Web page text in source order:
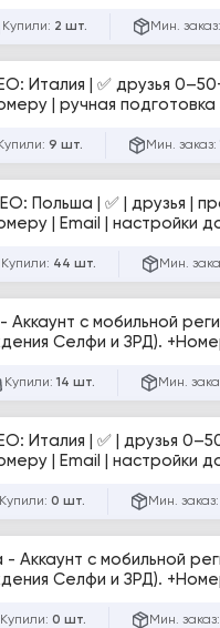
Купили: 2 шт. Мин. заказ:
| посты | аватар | обложка | Email |
9 шт. Мин. заказ:
Польша | ✅ | друзья |
| Email | настройки
Купили: 44 шт. Мин.
регистрацией для запуска рекламы, [Отличное
(Документ
Купили: 14 шт. Мин.
Италия | ✅ | друзья
| Email | настройки
Купили: 0 шт. Мин. заказ:
регистрацией для запуска рекламы, [Отличное
(Документ
Купили: 0 шт. Мин. заказ: